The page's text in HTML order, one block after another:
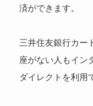
済ができます。
三井住友銀行カー
座がない人もイン
ダイレクトを利用